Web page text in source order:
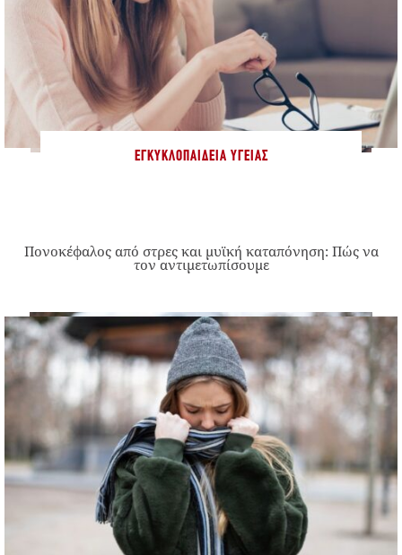
ΕΓΚΥΚΛΟΠΑΊΔΕΙΑ ΥΓΕΊΑΣ
Πονοκέφαλος από στρες και μυϊκή καταπόνηση: Πώς να
τον αντιμετωπίσουμε